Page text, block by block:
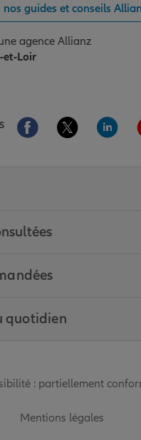
nos guides et conseils
agence Allianz
et-Loir
Aller sur la page
Aller sur la
Aller
quotidien
: partiellement
Mentions légales